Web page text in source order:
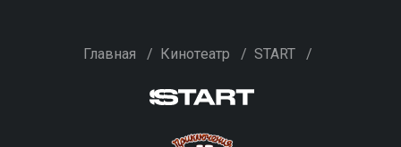
Главная / Кинотеатр / START /